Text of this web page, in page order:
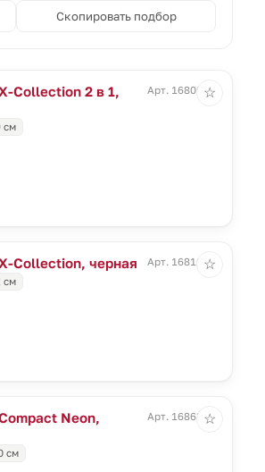
Скопировать подбор
Collection 2 в 1,
Арт. 16809.40
см
☆
Collection, черная
Арт. 16810.30
см
☆
Neon,
Арт. 16863.33
см
☆